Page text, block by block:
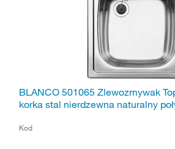
BLANCO 501065 Zlewozmywak
korka stal nierdzewna naturalny
Kod